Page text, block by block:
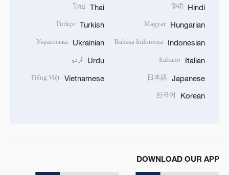
Hindi
हिन्दी
Hungarian
Magyar
Indonesian
Bahasa Indonesia
Italian
Italiano
Japanese
日本語
Korean
한국어
Thai
ไทย
Turkish
Türkçe
Ukrainian
Українська
Urdu اردو
Vietnamese
Tiếng Việt
DOWNLOAD OUR APP